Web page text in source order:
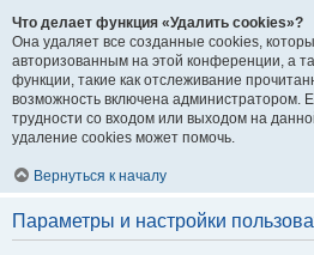
Что делает функция «Удалить cookies»?
Она удаляет все созданные cookies,
авторизованным на этой конференции, а
функции, такие как отслеживание
возможность включена администратором.
трудности со входом или выходом на
удаление cookies может помочь.
Вернуться к началу
Параметры и настройки